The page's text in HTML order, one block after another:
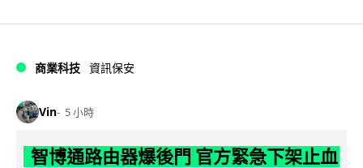
商業科技 資訊保安
Vin 5 小時
智博通路由器爆後門 官方緊急下架止血